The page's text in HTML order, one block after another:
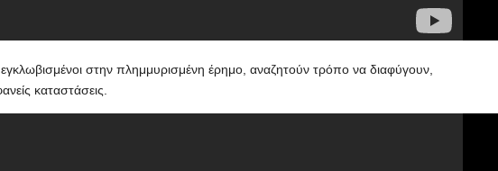
στην πλημμυρισμένη έρημο, αναζητούν τρόπο να διαφύγουν,
καταστάσεις.